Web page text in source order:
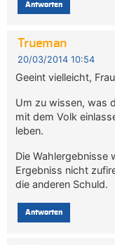
Antworten
Trueman
20/03/2014 10:54
Geeint vielleicht,
Um zu wissen, was
mit dem Volk
leben.
Die Wahlergebnisse
Ergebniss nicht
die anderen Schuld.
Antworten